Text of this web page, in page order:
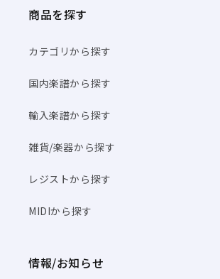
商品を探す
カテゴリから探す
国内楽譜から探す
輸入楽譜から探す
雑貨/楽器から探す
レジストから探す
MIDIから探す
情報/お知らせ